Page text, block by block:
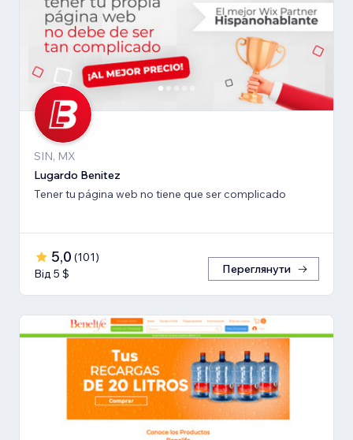
SIN, MX
Lugardo Benitez
Tener tu página web no tiene que ser complicado
5,0 (101)
Від 5 $
Переглянути